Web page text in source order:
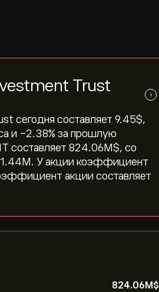
Trust
i
сегодня составляет 9.45‎$‎,
и ‎-2.38‎% за прошлую
составляет 824.06M‎$‎, со
У акции коэффициент
акции составляет
824.06M‎$‎